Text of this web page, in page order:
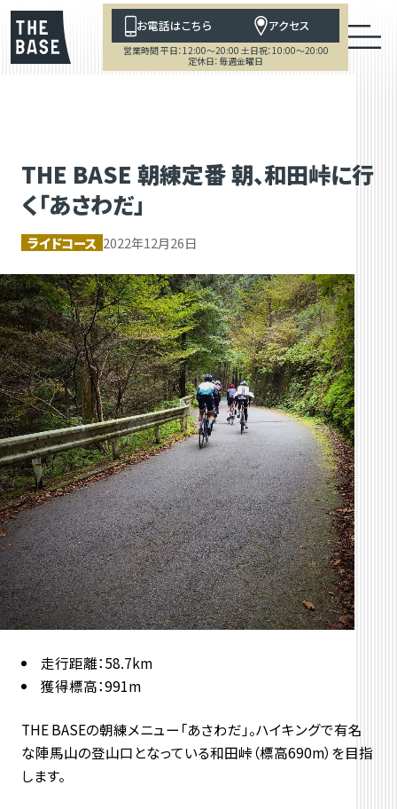
お電話はこちら アクセス
営業時間 平日：12:00～20:00 土日祝：10:00～20:00
定休日：毎週金曜日
THE BASE 朝練定番 朝、和田峠に行
く「あさわだ」
ライドコース 2022年12月26日
走行距離：58.7km
獲得標高：991m
THE BASEの朝練メニュー「あさわだ」。ハイキングで有名
な陣馬山の登山口となっている和田峠（標高690m）を目指
します。